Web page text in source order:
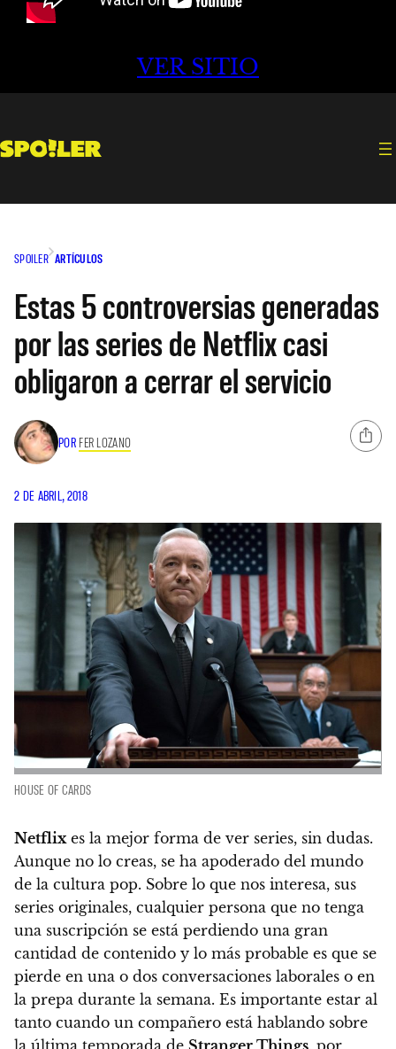
VER SITIO
SPOILER ARTÍCULOS
Estas 5 controversias generadas
por las series de Netflix casi
obligaron a cerrar el servicio
POR FER LOZANO
2 DE ABRIL, 2018
HOUSE OF CARDS
Netflix es la mejor forma de ver series, sin dudas.
Aunque no lo creas, se ha apoderado del mundo
de la cultura pop. Sobre lo que nos interesa, sus
series originales, cualquier persona que no tenga
una suscripción se está perdiendo una gran
cantidad de contenido y lo más probable es que se
pierde en una o dos conversaciones laborales o en
la prepa durante la semana. Es importante estar al
tanto cuando un compañero está hablando sobre
la última temporada de Stranger Things, por